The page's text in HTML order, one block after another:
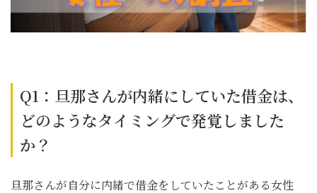
Q1：旦那さんが内緒にしていた借金は、
どのようなタイミングで発覚しました
か？
旦那さんが自分に内緒で借金をしていたことがある女性